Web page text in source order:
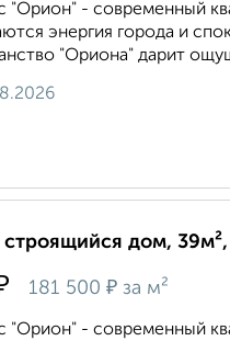
"Орион" - современный
энергия города и
"Ориона" дарит
строящийся дом,
181 500 ₽ за м²
"Орион" - современный